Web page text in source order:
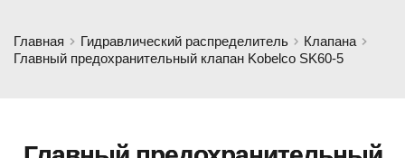
Главная Гидравлический распределитель
Клапана
Главный предохранительный клапан Kobelco SK60-5